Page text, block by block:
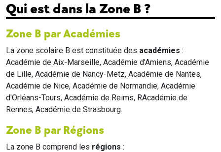
Qui est dans la Zone B ?
Zone B par Académies
La zone scolaire B est constituée des académies :
Académie de Aix-Marseille, Académie d'Amiens, Académie
de Lille, Académie de Nancy-Metz, Académie de Nantes,
Académie de Nice, Académie de Normandie, Académie
d'Orléans-Tours, Académie de Reims, RAcadémie de
Rennes, Académie de Strasbourg.
Zone B par Régions
La zone B comprend les régions :